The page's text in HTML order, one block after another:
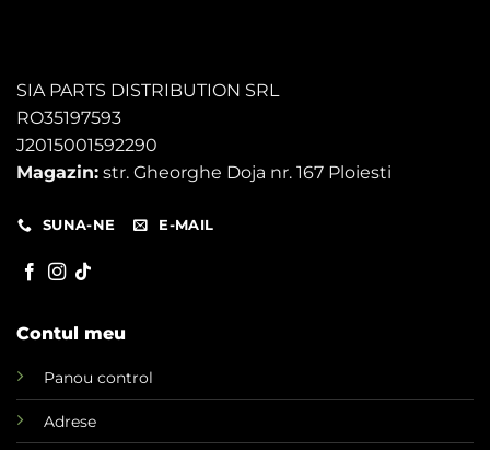
SIA PARTS DISTRIBUTION SRL
RO35197593
J2015001592290
Magazin: str. Gheorghe Doja nr. 167 Ploiesti
SUNA-NE E-MAIL
Contul meu
Panou control
Adrese